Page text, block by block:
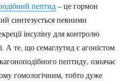
пептид– це гормон
синтезується певними
інсуліну для контролю
А те, що семаглутид є агоністом
пептиду, означає
гомологічним, тобто дуже